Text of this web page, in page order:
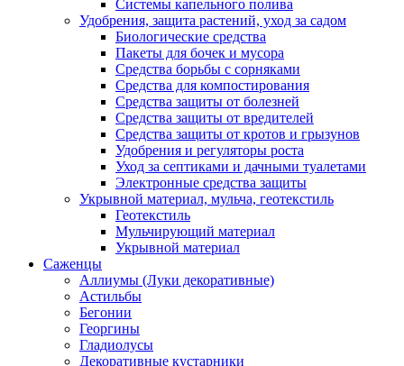
Системы капельного полива
Удобрения, защита растений, уход за садом
Биологические средства
Пакеты для бочек и мусора
Средства борьбы с сорняками
Средства для компостирования
Средства защиты от болезней
Средства защиты от вредителей
Средства защиты от кротов и грызунов
Удобрения и регуляторы роста
Уход за септиками и дачными туалетами
Электронные средства защиты
Укрывной материал, мульча, геотекстиль
Геотекстиль
Мульчирующий материал
Укрывной материал
Саженцы
Аллиумы (Луки декоративные)
Астильбы
Бегонии
Георгины
Гладиолусы
Декоративные кустарники